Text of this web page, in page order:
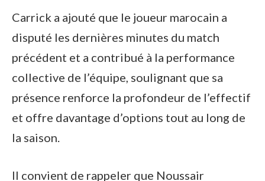
Carrick a ajouté que le joueur marocain a
disputé les dernières minutes du match
précédent et a contribué à la performance
collective de l’équipe, soulignant que sa
présence renforce la profondeur de l’effectif
et offre davantage d’options tout au long de
la saison.
Il convient de rappeler que Noussair